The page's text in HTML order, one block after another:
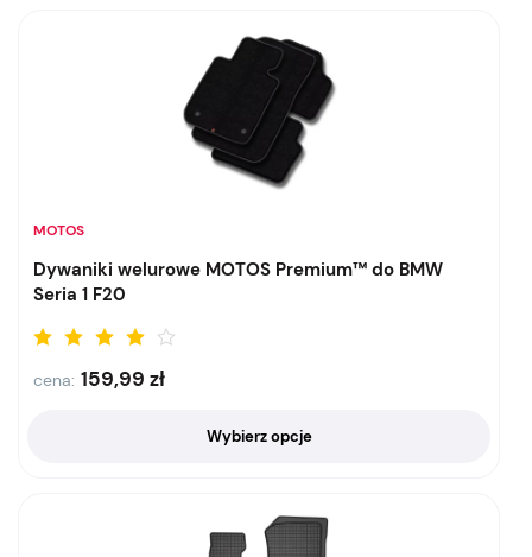
MOTOS
Dywaniki welurowe MOTOS Premium™ do BMW
Seria 1 F20
cena: 159,99 zł
Wybierz opcje